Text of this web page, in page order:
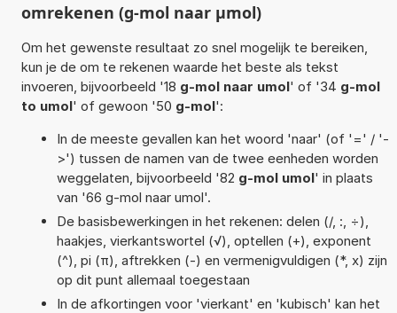
omrekenen (g-mol naar µmol)
Om het gewenste resultaat zo snel mogelijk te bereiken,
kun je de om te rekenen waarde het beste als tekst
invoeren, bijvoorbeeld '18 g-mol naar umol' of '34 g-mol
to umol' of gewoon '50 g-mol':
In de meeste gevallen kan het woord 'naar' (of '=' / '-
>') tussen de namen van de twee eenheden worden
weggelaten, bijvoorbeeld '82 g-mol umol' in plaats
van '66 g-mol naar umol'.
De basisbewerkingen in het rekenen: delen (/, :, ÷),
haakjes, vierkantswortel (√), optellen (+), exponent
(^), pi (π), aftrekken (-) en vermenigvuldigen (*, x) zijn
op dit punt allemaal toegestaan
In de afkortingen voor 'vierkant' en 'kubisch' kan het